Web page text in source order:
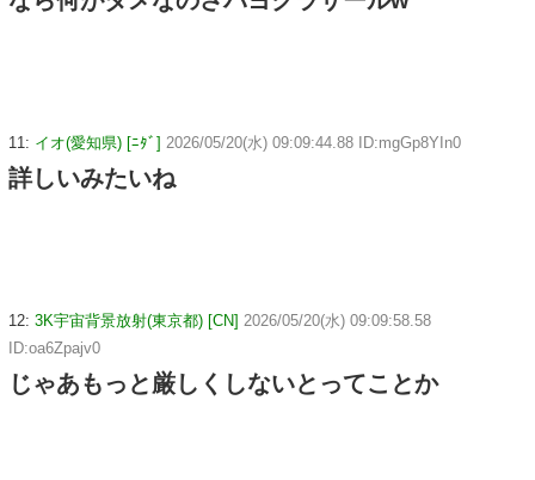
11: イオ(愛知県) [ﾆﾀﾞ] 2026/05/20(水) 09:09:44.88 ID:mgGp8YIn0
詳しいみたいね
12: 3K宇宙背景放射(東京都) [CN] 2026/05/20(水) 09:09:58.58
ID:oa6Zpajv0
じゃあもっと厳しくしないとってことか